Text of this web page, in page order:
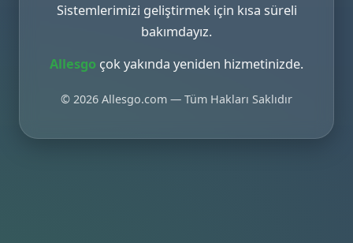
Sistemlerimizi geliştirmek için kısa süreli
bakımdayız.
Allesgo çok yakında yeniden hizmetinizde.
© 2026 Allesgo.com — Tüm Hakları Saklıdır